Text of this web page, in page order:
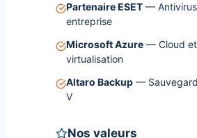
Partenaire ESET — Antivirus
entreprise
Microsoft Azure — Cloud et
virtualisation
Altaro Backup —
V
Nos valeurs